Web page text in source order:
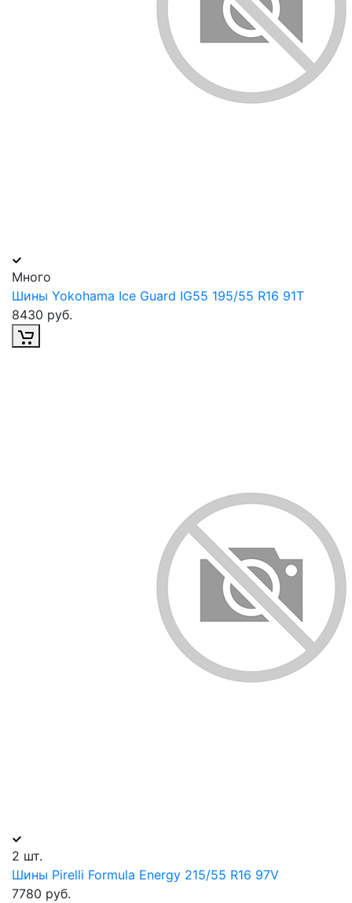
Много
Шины Yokohama Ice Guard IG55 195/55 R16 91Т
8430 руб.
2 шт.
Шины Pirelli Formula Energy 215/55 R16 97V
7780 руб.